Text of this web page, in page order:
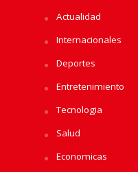
Actualidad
Internacionales
Deportes
Entretenimiento
Tecnologia
Salud
Economicas